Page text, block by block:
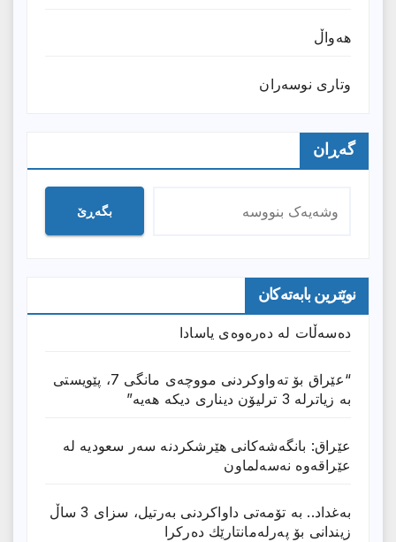
هەواڵ
وتارى نوسەران
گەڕان
بگەڕێ
نوێترین بابەتەکان
دەسەڵات لە دەرەوەی یاسادا
“عێراق بۆ تەواوکردنی مووچەی مانگى 7، پێویستی
بە زیاترلە 3 ترلیۆن دیناری دیکە هەیە”
عێراق: بانگەشەكانی هێرشكردنە سەر سعودیە لە
عێراقەوە نەسەلماون
بەغداد.. بە تۆمەتی داواكردنی بەرتیل، سزای 3 ساڵ
زیندانی بۆ پەرلەمانتارێك دەركرا